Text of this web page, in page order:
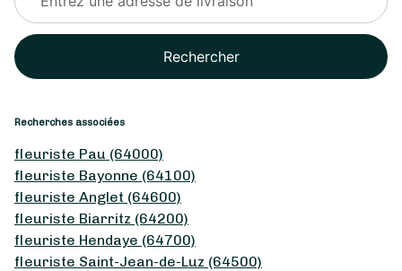
Rechercher
Recherches associées
fleuriste Pau (64000)
fleuriste Bayonne (64100)
fleuriste Anglet (64600)
fleuriste Biarritz (64200)
fleuriste Hendaye (64700)
fleuriste Saint-Jean-de-Luz (64500)